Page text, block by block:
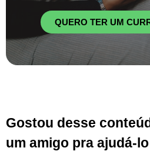
QUERO TER UM
Gostou desse
um amigo pra ajudá-